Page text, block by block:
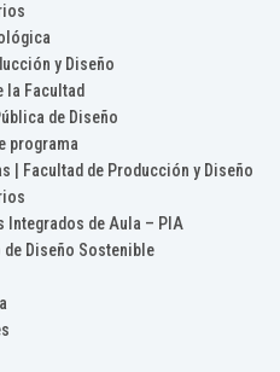
y Diseño
la Facultad
de Diseño
programa
| Facultad de Producción y Diseño
Integrados de Aula – PIA
Diseño Sostenible